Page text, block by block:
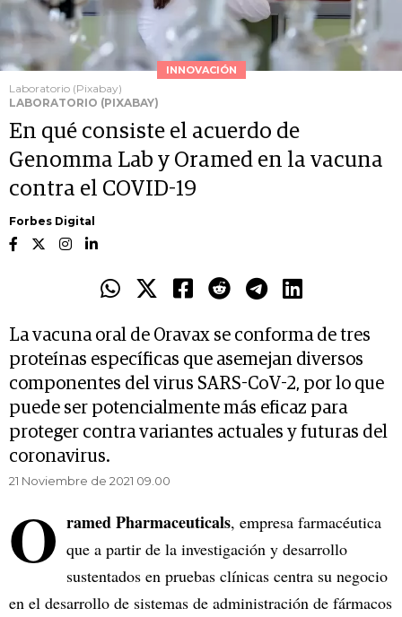
INNOVACIÓN
Laboratorio (Pixabay)
LABORATORIO (PIXABAY)
En qué consiste el acuerdo de
Genomma Lab y Oramed en la vacuna
contra el COVID-19
Forbes Digital
La vacuna oral de Oravax se conforma de tres
proteínas específicas que asemejan diversos
componentes del virus SARS-CoV-2, por lo que
puede ser potencialmente más eficaz para
proteger contra variantes actuales y futuras del
coronavirus.
21 Noviembre de 2021 09.00
O ramed Pharmaceuticals, empresa farmacéutica
que a partir de la investigación y desarrollo
sustentados en pruebas clínicas centra su negocio
en el desarrollo de sistemas de administración de fármacos